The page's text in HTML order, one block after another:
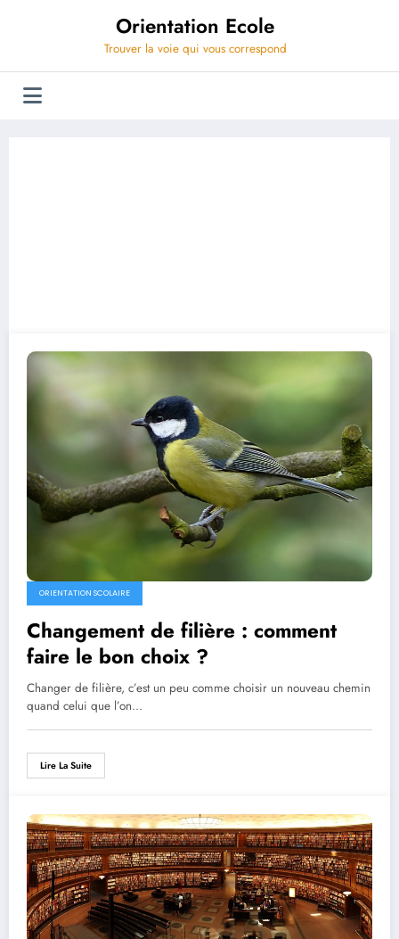
Orientation Ecole
Trouver la voie qui vous correspond
ORIENTATION SCOLAIRE
Changement de filière : comment
faire le bon choix ?
Changer de filière, c’est un peu comme choisir un nouveau chemin
quand celui que l’on…
Lire La Suite